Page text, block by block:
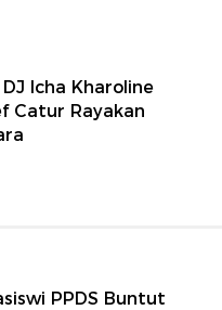
Icha Kharoline
Catur Rayakan
PPDS Buntut